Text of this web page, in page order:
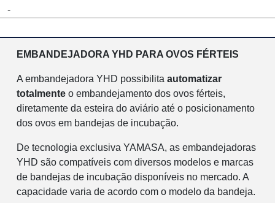
-
EMBANDEJADORA YHD PARA OVOS FÉRTEIS
A embandejadora YHD possibilita automatizar
totalmente o embandejamento dos ovos férteis,
diretamente da esteira do aviário até o posicionamento
dos ovos em bandejas de incubação.
De tecnologia exclusiva YAMASA, as embandejadoras
YHD são compatíveis com diversos modelos e marcas
de bandejas de incubação disponíveis no mercado. A
capacidade varia de acordo com o modelo da bandeja.